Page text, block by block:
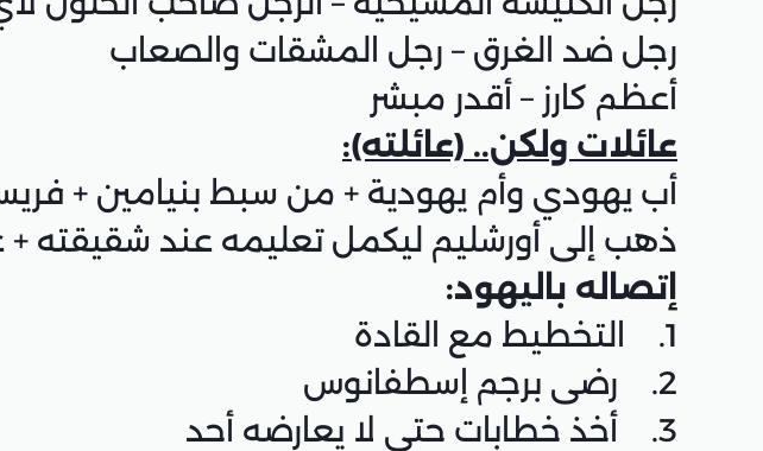
رجل ضد الغرق – رجل المشقات والصعاب
أعظم كارز – أقدر مبشر
عائلات ولكن.. (عائلته):
أب يهودي وأم يهودية + من سبط بنيامين +
ذهب إلى أورشليم ليكمل تعليمه عند شقيقته +
إتصاله باليهود:
1. التخطيط مع القادة
2. رضى برجم إسطفانوس
3. أخذ خطابات حتى لا يعارضه أحد